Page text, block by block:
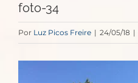
foto-34
Por Luz Picos Freire | 24/05/18 |